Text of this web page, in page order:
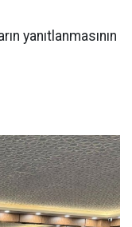
yanıtlanmasının